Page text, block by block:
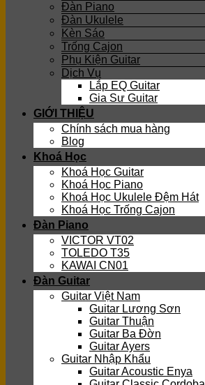
Đàn Piano
Đàn Ukulele
Kèn Sáo
Trống Cajon
Phụ Kiện Guitar
Dịch Vụ
Lắp EQ Guitar
Gia Sư Guitar
GIỚI THIỆU
Chính sách mua hàng
Blog
Khoá Học
Khoá Học Guitar
Khoá Học Piano
Khoá Học Ukulele Đệm Hát
Khoá Học Trống Cajon
Đàn Piano
VICTOR VT02
TOLEDO T35
KAWAI CN01
Đàn Guitar
Guitar Việt Nam
Guitar Lương Sơn
Guitar Thuận
Guitar Ba Đờn
Guitar Ayers
Guitar Nhập Khẩu
Guitar Acoustic Enya